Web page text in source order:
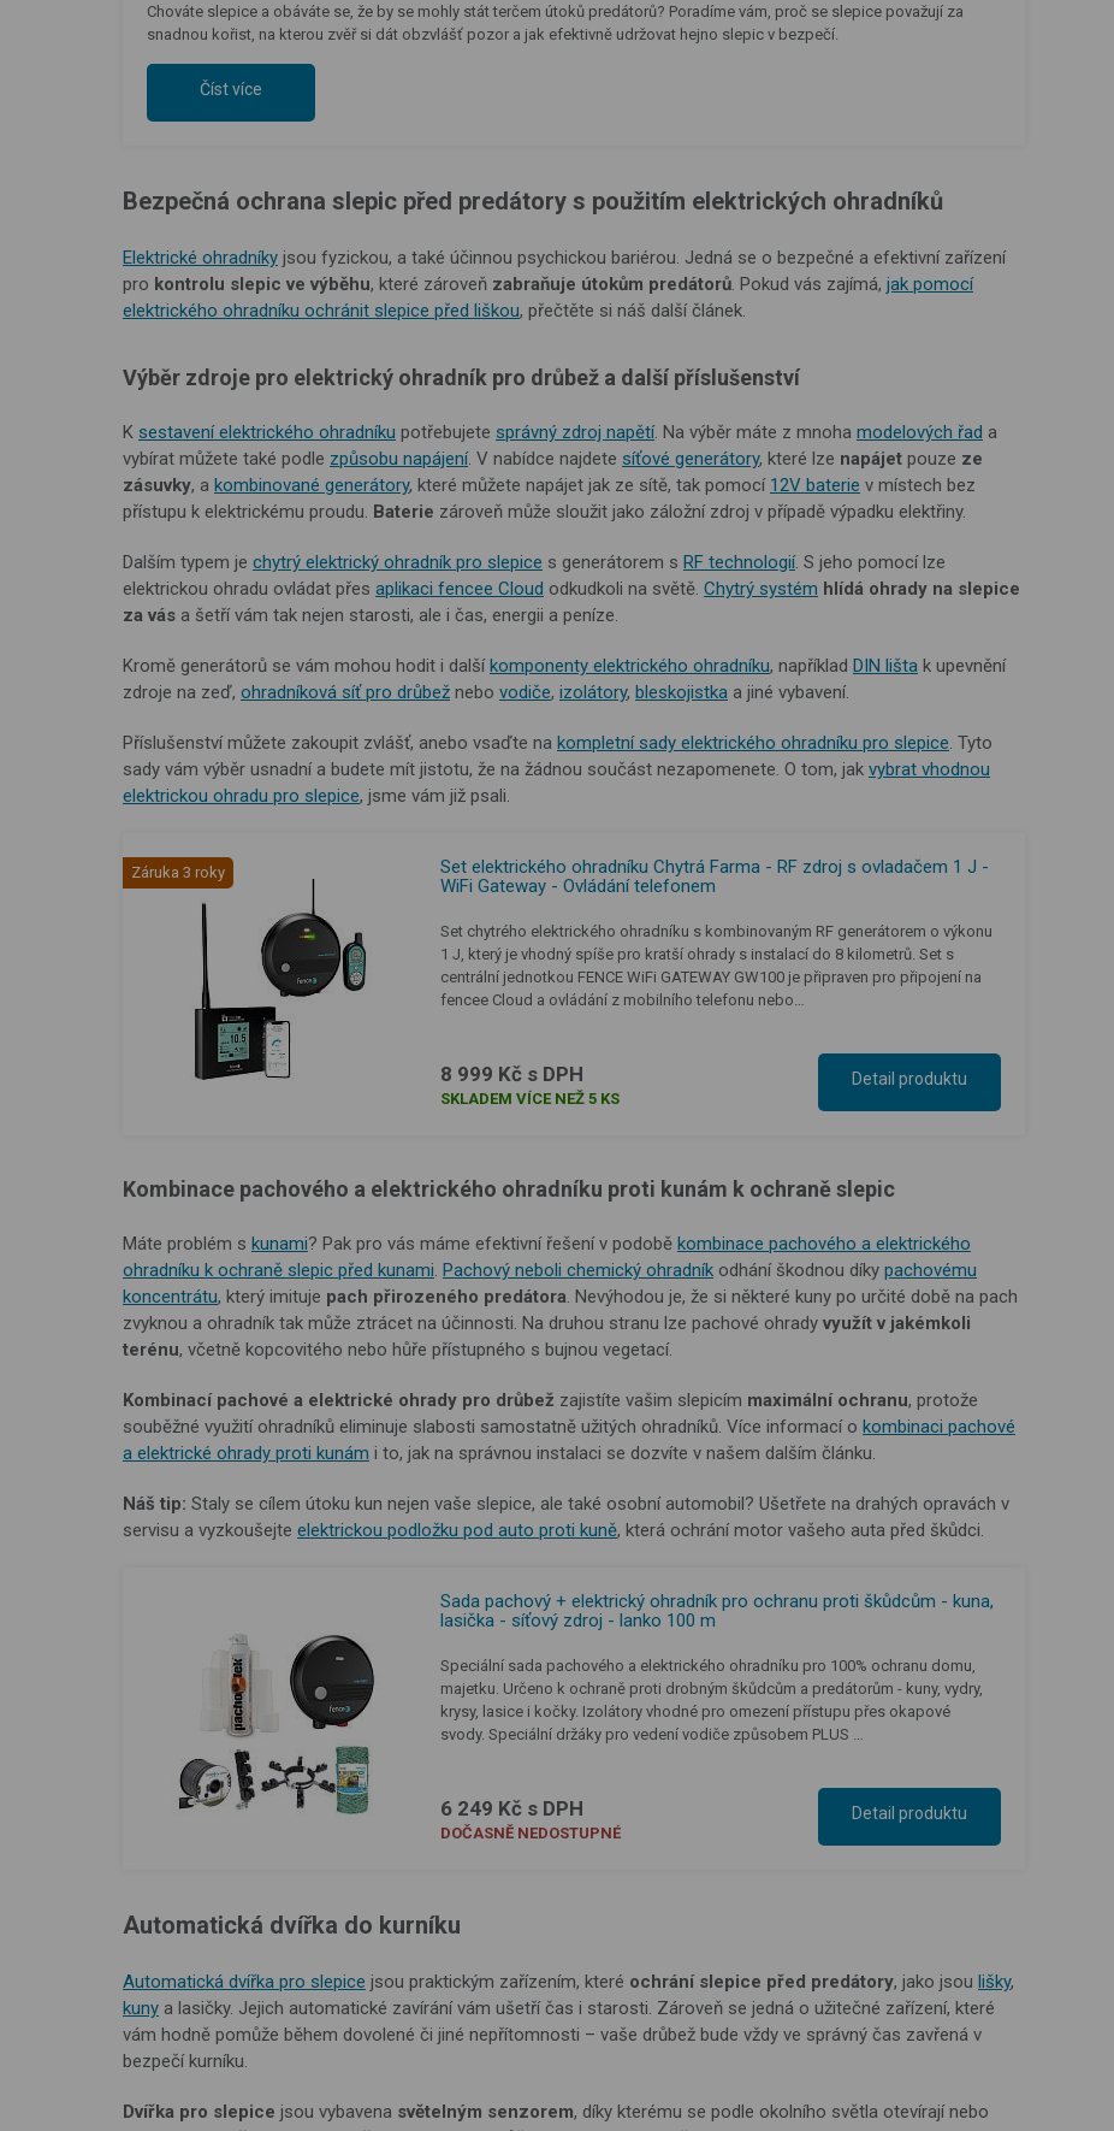
Chováte slepice a obáváte se, že by se mohly stát terčem útoků predátorů? Poradíme vám, proč se slepice považují za
snadnou kořist, na kterou zvěř si dát obzvlášť pozor a jak efektivně udržovat hejno slepic v bezpečí.
Číst více
Bezpečná ochrana slepic před predátory s použitím elektrických ohradníků
Elektrické ohradníky jsou fyzickou, a také účinnou psychickou bariérou. Jedná se o bezpečné a efektivní zařízení
pro kontrolu slepic ve výběhu, které zároveň zabraňuje útokům predátorů. Pokud vás zajímá, jak pomocí
elektrického ohradníku ochránit slepice před liškou, přečtěte si náš další článek.
Výběr zdroje pro elektrický ohradník pro drůbež a další příslušenství
K sestavení elektrického ohradníku potřebujete správný zdroj napětí. Na výběr máte z mnoha modelových řad a
vybírat můžete také podle způsobu napájení. V nabídce najdete síťové generátory, které lze napájet pouze ze
zásuvky, a kombinované generátory, které můžete napájet jak ze sítě, tak pomocí 12V baterie v místech bez
přístupu k elektrickému proudu. Baterie zároveň může sloužit jako záložní zdroj v případě výpadku elektřiny.
Dalším typem je chytrý elektrický ohradník pro slepice s generátorem s RF technologií. S jeho pomocí lze
elektrickou ohradu ovládat přes aplikaci fencee Cloud odkudkoli na světě. Chytrý systém hlídá ohrady na slepice
za vás a šetří vám tak nejen starosti, ale i čas, energii a peníze.
Kromě generátorů se vám mohou hodit i dalšíkomponenty elektrického ohradníku, například DIN lišta k upevnění
zdroje na zeď, ohradníková síť pro drůbež nebo vodiče, izolátory, bleskojistka a jiné vybavení.
Příslušenství můžete zakoupit zvlášť, anebo vsaďte na kompletní sady elektrického ohradníku pro slepice. Tyto
sady vám výběr usnadní a budete mít jistotu, že na žádnou součást nezapomenete. O tom, jak vybrat vhodnou
elektrickou ohradu pro slepice, jsme vám již psali.
Záruka 3 roky
Set elektrického ohradníku Chytrá Farma - RF zdroj s ovladačem 1 J -
WiFi Gateway - Ovládání telefonem
Set chytrého elektrického ohradníku s kombinovaným RF generátorem o výkonu
1 J, který je vhodný spíše pro kratší ohrady s instalací do 8 kilometrů. Set s
centrální jednotkou FENCE WiFi GATEWAY GW100 je připraven pro připojení na
fencee Cloud a ovládání z mobilního telefonu nebo…
8 999 Kč s DPH
SKLADEM VÍCE NEŽ 5 KS
Detail produktu
Kombinace pachového a elektrického ohradníku proti kunám k ochraně slepic
Máte problém s kunami? Pak pro vás máme efektivní řešení v podobě kombinace pachového a elektrického
ohradníku k ochraně slepic před kunami. Pachový neboli chemický ohradník odhání škodnou díky pachovému
koncentrátu, který imituje pach přirozeného predátora. Nevýhodou je, že si některé kuny po určité době na pach
zvyknou a ohradník tak může ztrácet na účinnosti. Na druhou stranu lze pachové ohrady využít v jakémkoli
terénu, včetně kopcovitého nebo hůře přístupného s bujnou vegetací.
Kombinací pachové a elektrické ohrady pro drůbež zajistíte vašim slepicím maximální ochranu, protože
souběžné využití ohradníků eliminuje slabosti samostatně užitých ohradníků. Více informací o kombinaci pachové
a elektrické ohrady proti kunám i to, jak na správnou instalaci se dozvíte v našem dalším článku.
Náš tip: Staly se cílem útoku kun nejen vaše slepice, ale také osobní automobil? Ušetřete na drahých opravách v
servisu a vyzkoušejte elektrickou podložku pod auto proti kuně, která ochrání motor vašeho auta před škůdci.
Sada pachový + elektrický ohradník pro ochranu proti škůdcům - kuna,
lasička - síťový zdroj - lanko 100 m
Speciální sada pachového a elektrického ohradníku pro 100% ochranu domu,
majetku. Určeno k ochraně proti drobným škůdcům a predátorům - kuny, vydry,
krysy, lasice i kočky. Izolátory vhodné pro omezení přístupu přes okapové
svody. Speciální držáky pro vedení vodiče způsobem PLUS …
6 249 Kč s DPH
DOČASNĚ NEDOSTUPNÉ
Detail produktu
Automatická dvířka do kurníku
Automatická dvířka pro slepice jsou praktickým zařízením, které ochrání slepice před predátory, jako jsou lišky,
kuny a lasičky. Jejich automatické zavírání vám ušetří čas i starosti. Zároveň se jedná o užitečné zařízení, které
vám hodně pomůže během dovolené či jiné nepřítomnosti – vaše drůbež bude vždy ve správný čas zavřená v
bezpečí kurníku.
Dvířka pro slepice jsou vybavena světelným senzorem, díky kterému se podle okolního světla otevírají nebo